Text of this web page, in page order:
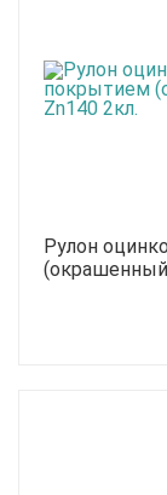
Рулон